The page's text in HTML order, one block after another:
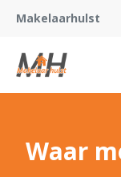
Makelaarhulst
Waar